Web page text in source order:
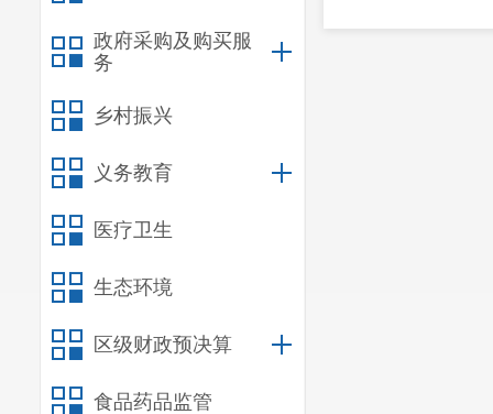
政府采购及购买服
务
乡村振兴
义务教育
医疗卫生
生态环境
区级财政预决算
食品药品监管